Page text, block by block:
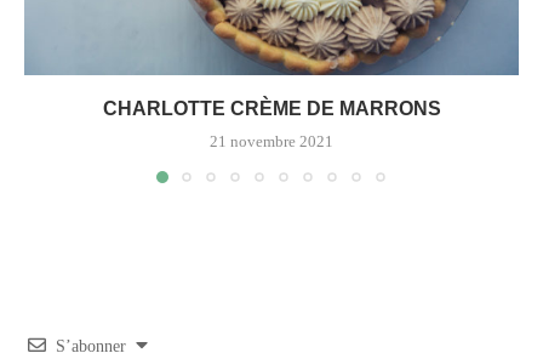
CHARLOTTE CRÈME DE MARRONS
21 novembre 2021
S’abonner